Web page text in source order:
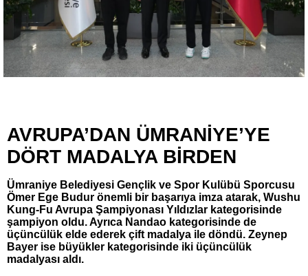
AVRUPA’DAN ÜMRANİYE’YE
DÖRT MADALYA BİRDEN
Ümraniye Belediyesi Gençlik ve Spor Kulübü Sporcusu
Ömer Ege Budur önemli bir başarıya imza atarak, Wushu
Kung-Fu Avrupa Şampiyonası Yıldızlar kategorisinde
şampiyon oldu. Ayrıca Nandao kategorisinde de
üçüncülük elde ederek çift madalya ile döndü. Zeynep
Bayer ise büyükler kategorisinde iki üçüncülük
madalyası aldı.